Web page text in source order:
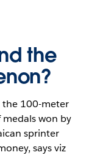
the
the 100-meter
won by
sprinter
says viz